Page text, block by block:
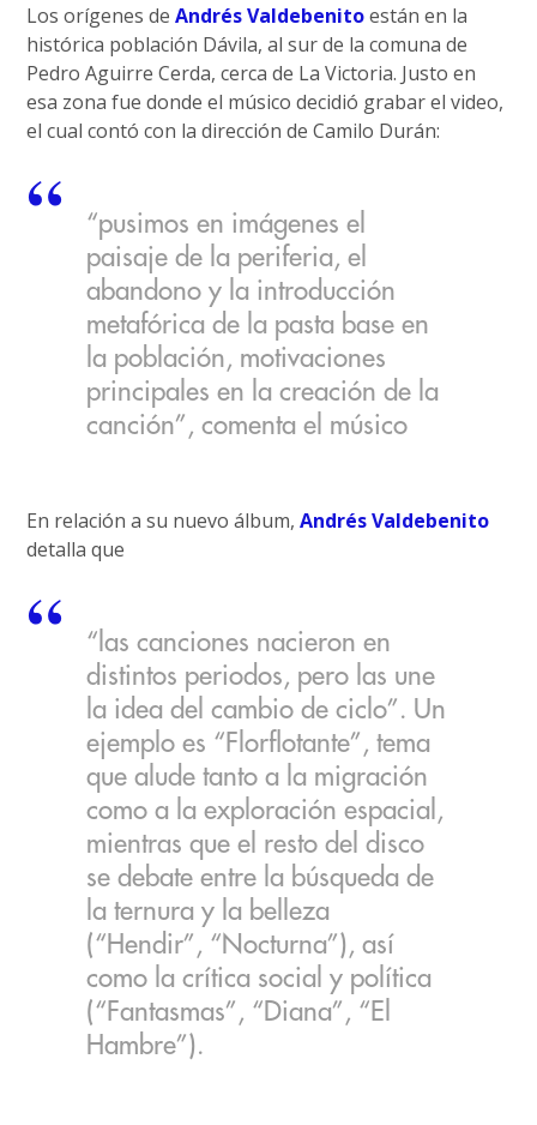
Los orígenes deAndrés Valdebenitoestán en la
histórica población Dávila, al sur de la comuna de
Pedro Aguirre Cerda, cerca de La Victoria. Justo en
esa zona fue donde el músico decidió grabar el video,
el cual contó con la dirección de Camilo Durán:
“pusimos en imágenes el
paisaje de la periferia, el
abandono y la introducción
metafórica de la pasta base en
la población, motivaciones
principales en la creación de la
canción”, comenta el músico
En relación a su nuevo álbum,Andrés Valdebenito
detalla que
“las canciones nacieron en
distintos periodos, pero las une
la idea del cambio de ciclo”. Un
ejemplo es “Florflotante”, tema
que alude tanto a la migración
como a la exploración espacial,
mientras que el resto del disco
se debate entre la búsqueda de
la ternura y la belleza
(“Hendir”, “Nocturna”), así
como la crítica social y política
(“Fantasmas”, “Diana”, “El
Hambre”).